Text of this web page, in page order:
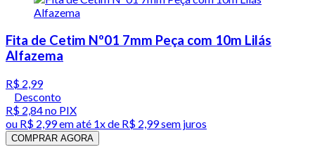
Fita de Cetim Nº01 7mm Peça com 10m Lilás
Alfazema
R$ 2,99
Desconto
R$ 2,84no PIX
ou R$ 2,99em até 1x de R$ 2,99sem juros
COMPRAR AGORA